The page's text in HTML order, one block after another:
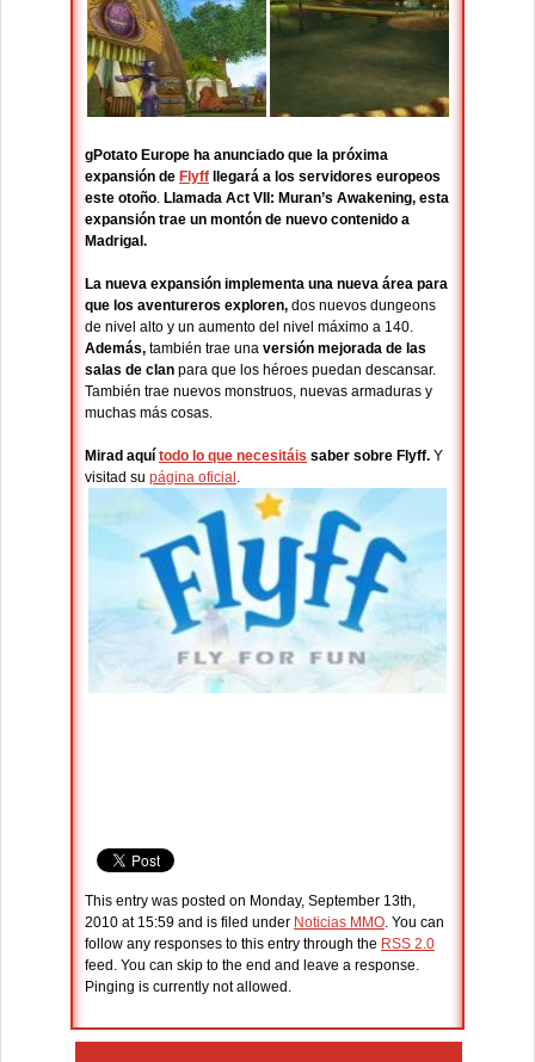
gPotato Europe ha anunciado que la próxima
expansión de Flyff llegará a los servidores europeos
este otoño. Llamada Act VII: Muran’s Awakening, esta
expansión trae un montón de nuevo contenido a
Madrigal.
La nueva expansión implementa una nueva área para
que los aventureros exploren, dos nuevos dungeons
de nivel alto y un aumento del nivel máximo a 140.
Además, también trae una versión mejorada de las
salas de clan para que los héroes puedan descansar.
También trae nuevos monstruos, nuevas armaduras y
muchas más cosas.
Mirad aquí todo lo que necesitáis saber sobre Flyff. Y
visitad su página oficial .
This entry was posted on Monday, September 13th,
2010 at 15:59 and is filed under Noticias MMO. You can
follow any responses to this entry through the RSS 2.0
feed. You can skip to the end and leave a response.
Pinging is currently not allowed.